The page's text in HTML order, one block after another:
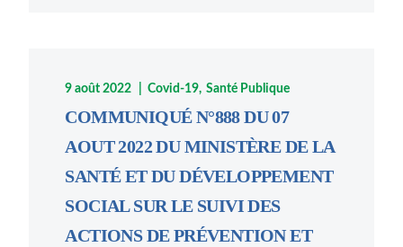
9 août 2022 Covid-19 Santé Publique
COMMUNIQUÉ N°888 DU 07
AOUT 2022 DU MINISTÈRE DE LA
SANTÉ ET DU DÉVELOPPEMENT
SOCIAL SUR LE SUIVI DES
ACTIONS DE PRÉVENTION ET